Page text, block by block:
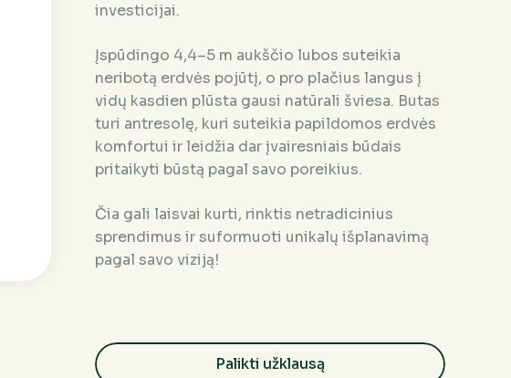
investicijai.
Įspūdingo 4,4–5 m aukščio lubos suteikia
neribotą erdvės pojūtį, o pro plačius langus į
vidų kasdien plūsta gausi natūrali šviesa. Butas
turi antresolę, kuri suteikia papildomos erdvės
komfortui ir leidžia dar įvairesniais būdais
pritaikyti būstą pagal savo poreikius.
Čia gali laisvai kurti, rinktis netradicinius
sprendimus ir suformuoti unikalų išplanavimą
pagal savo viziją!
Palikti užklausą